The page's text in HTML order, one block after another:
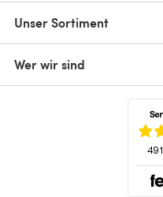
Unser Sortiment
Wer wir sind